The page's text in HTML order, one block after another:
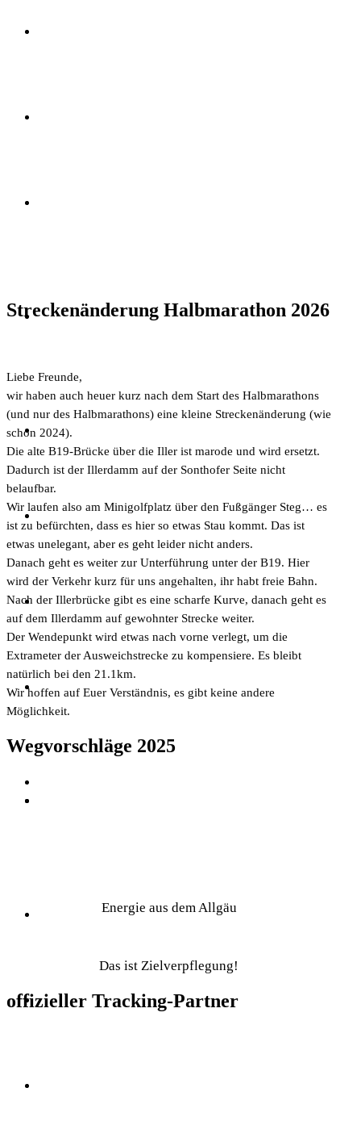
Streckenänderung Halbmarathon 2026
Liebe Freunde,
wir haben auch heuer kurz nach dem Start des Halbmarathons
(und nur des Halbmarathons) eine kleine Streckenänderung (wie
schon 2024).
Die alte B19-Brücke über die Iller ist marode und wird ersetzt.
Dadurch ist der Illerdamm auf der Sonthofer Seite nicht
belaufbar.
Wir laufen also am Minigolfplatz über den Fußgänger Steg… es
ist zu befürchten, dass es hier so etwas Stau kommt. Das ist
etwas unelegant, aber es geht leider nicht anders.
Danach geht es weiter zur Unterführung unter der B19. Hier
wird der Verkehr kurz für uns angehalten, ihr habt freie Bahn.
Nach der Illerbrücke gibt es eine scharfe Kurve, danach geht es
auf dem Illerdamm auf gewohnter Strecke weiter.
Der Wendepunkt wird etwas nach vorne verlegt, um die
Extrameter der Ausweichstrecke zu kompensiere. Es bleibt
natürlich bei den 21.1km.
Wir hoffen auf Euer Verständnis, es gibt keine andere
Möglichkeit.
Wegvorschläge 2025
Energie aus dem Allgäu
Das ist Zielverpflegung!
offizieller Tracking-Partner